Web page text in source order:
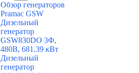
Обзор генераторов
Pramac GSW
Дизельный
генератор
GSW830DO 3Ф,
480В, 681.39 кВт
Дизельный
генератор